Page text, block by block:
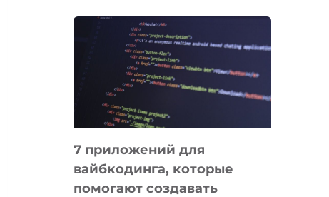
ПОЛЕЗНЫХ
ИНСТРУМЕНТОВ
ДЛЯ
РАБОТЫ
7 приложений для
вайбкодинга, которые
помогают создавать